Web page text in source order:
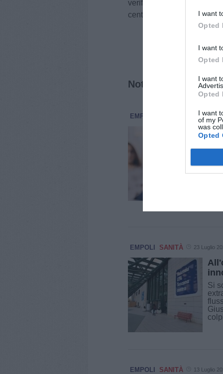
I want
Opted
I want
Opted
I want
Opted
I want
of my
was
Opted
verificarsi durante il corso
centrali.
Notizie correlate
EMPOLI 24 Luglio
EMPOLI SANITÀ 23 Luglio
Si
EMPOLI SANITÀ 13 Luglio